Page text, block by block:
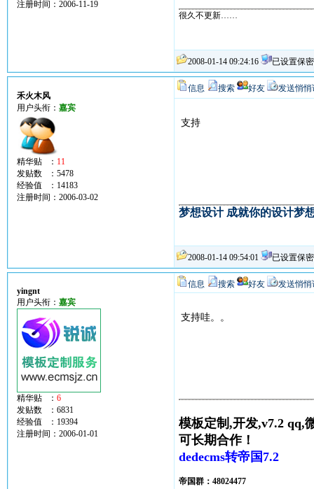
注册时间：2006-11-19
很久不更新……
2008-01-14 09:24:16 已设置保密
禾火木风
用户头衔： 嘉宾
精华贴 ： 11
发贴数 ：5478
经验值 ：14183
注册时间：2006-03-02
信息 搜索 好友 发送悄悄
支持
梦想设计 成就你的设计梦
2008-01-14 09:54:01 已设置保密
yingnt
用户头衔： 嘉宾
精华贴 ： 6
发贴数 ：6831
经验值 ：19394
注册时间：2006-01-01
信息 搜索 好友 发送悄悄
支持哇。。
模板定制,开发,v7.2 qq,
可长期合作！
dedecms转帝国7.2
帝国群：48024477